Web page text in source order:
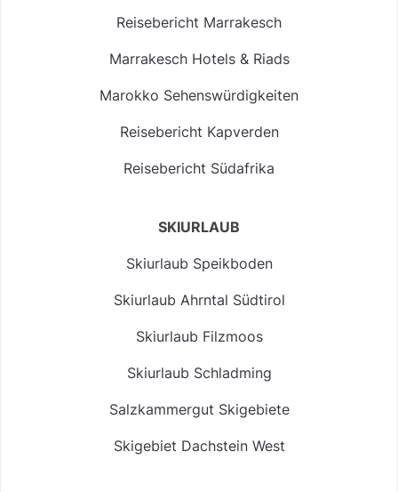
Reisebericht Marrakesch
Marrakesch Hotels & Riads
Marokko Sehenswürdigkeiten
Reisebericht Kapverden
Reisebericht Südafrika
SKIURLAUB
Skiurlaub Speikboden
Skiurlaub Ahrntal Südtirol
Skiurlaub Filzmoos
Skiurlaub Schladming
Salzkammergut Skigebiete
Skigebiet Dachstein West